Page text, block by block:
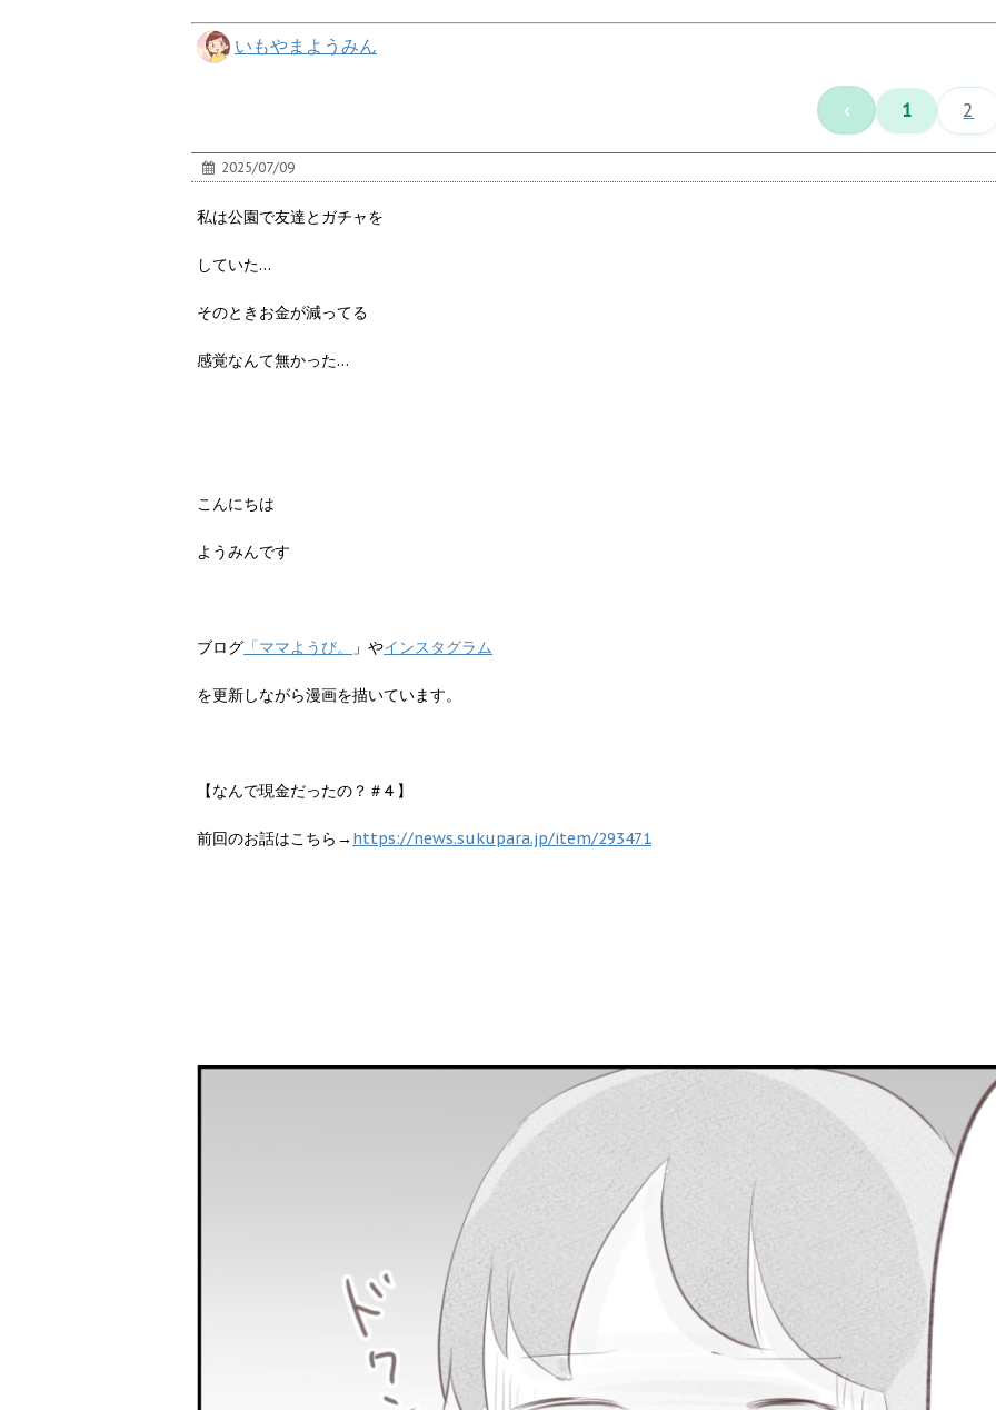
いもやまようみん
‹ 1 2
2025/07/09
私は公園で友達とガチャを
していた…
そのときお金が減ってる
感覚なんて無かった…
こんにちは
ようみんです
ブログ 「ママようび。 」やインスタグラム
を更新しながら漫画を描いています。
【なんで現金だったの？＃4 】
前回のお話はこちら→ https://news.sukupara.jp/item/293471